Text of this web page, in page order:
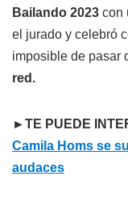
Bailando 2023 con
el jurado y celebró
imposible de pasar
red.
►TE PUEDE
Camila Homs se
audaces